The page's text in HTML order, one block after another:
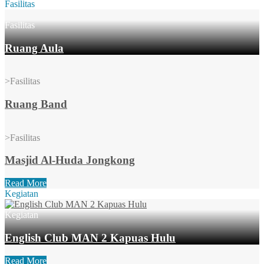
Fasilitas
Fasilitas
Ruang Aula
>Fasilitas
Ruang Band
>Fasilitas
Masjid Al-Huda Jongkong
Read More
Kegiatan
Kegiatan
English Club MAN 2 Kapuas Hulu
Read More